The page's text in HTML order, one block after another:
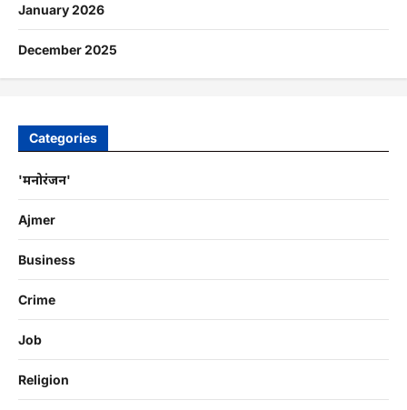
January 2026
December 2025
Categories
'मनोरंजन'
Ajmer
Business
Crime
Job
Religion